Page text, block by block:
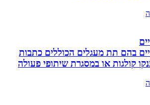
תת מעגלים הכוללים כתבות
או במסגרת שיתופי פעולה